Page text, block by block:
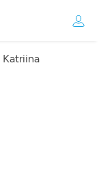
Katriina